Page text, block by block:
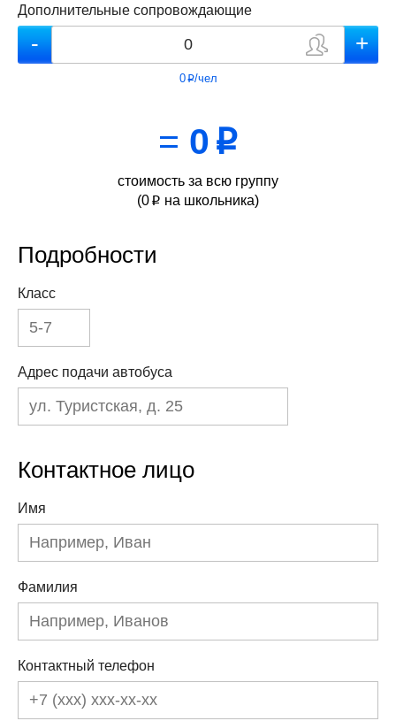
Дополнительные сопровождающие
0p/чел
= 0 p
стоимость за всю группу
(0 p на школьника)
Подробности
Класс
Адрес подачи автобуса
Контактное лицо
Имя
Фамилия
Контактный телефон